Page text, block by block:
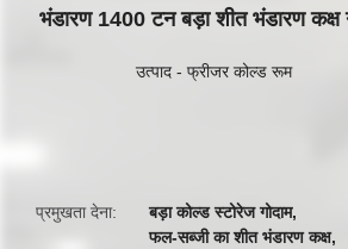
भंडारण 1400 टन बड़ा शीत भंडारण कक्ष
उत्पाद- फ्रीजर कोल्ड रूम
प्रमुखता देना बड़ा कोल्ड स्टोरेज गोदाम,
फल-सब्जी का शीत भंडारण कक्ष,